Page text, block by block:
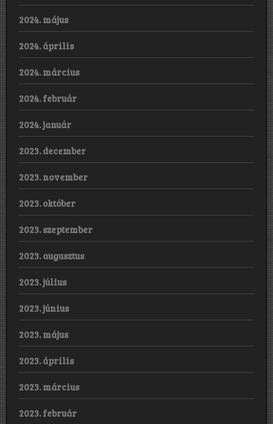
2024. május
2024. április
2024. március
2024. február
2024. január
2023. december
2023. november
2023. október
2023. szeptember
2023. augusztus
2023. július
2023. június
2023. május
2023. április
2023. március
2023. február